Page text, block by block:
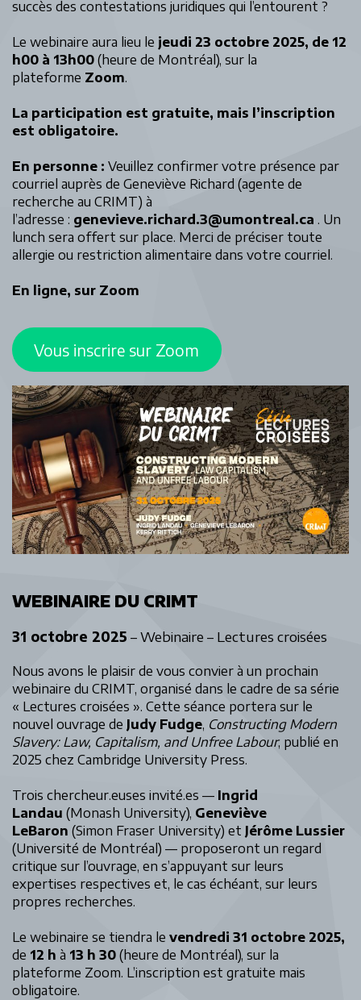
succès des contestations juridiques qui l’entourent ?
Le webinaire aura lieu le jeudi 23 octobre 2025, de 12
h00 à 13h00 (heure de Montréal), sur la
plateforme Zoom.
La participation est gratuite, mais l’inscription
est obligatoire.
En personne : Veuillez confirmer votre présence par
courriel auprès de Geneviève Richard (agente de
recherche au CRIMT) à
l’adresse : genevieve.richard.3@umontreal.ca . Un
lunch sera offert sur place. Merci de préciser toute
allergie ou restriction alimentaire dans votre courriel.
En ligne, sur Zoom
Vous inscrire sur Zoom
WEBINAIRE DU CRIMT
31 octobre 2025 – Webinaire – Lectures croisées
Nous avons le plaisir de vous convier à un prochain
webinaire du CRIMT, organisé dans le cadre de sa série
« Lectures croisées ». Cette séance portera sur le
nouvel ouvrage de Judy Fudge, Constructing Modern
Slavery: Law, Capitalism, and Unfree Labour, publié en
2025 chez Cambridge University Press.
Trois chercheur.euses invité.es — Ingrid
Landau (Monash University), Geneviève
LeBaron (Simon Fraser University) et Jérôme Lussier
(Université de Montréal) — proposeront un regard
critique sur l’ouvrage, en s’appuyant sur leurs
expertises respectives et, le cas échéant, sur leurs
propres recherches.
Le webinaire se tiendra le vendredi 31 octobre 2025,
de 12 h à 13 h 30 (heure de Montréal), sur la
plateforme Zoom. L’inscription est gratuite mais
obligatoire.